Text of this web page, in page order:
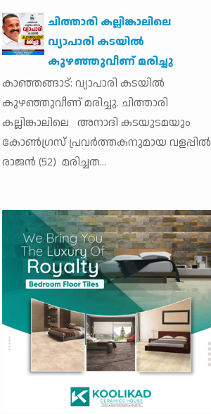
ചിത്താരി കല്ലിങ്കാലിലെ
വ്യാപാരി കടയിൽ
കുഴഞ്ഞുവീണ് മരിച്ചു
കാഞ്ഞങ്ങാട്: വ്യാപാരി കടയിൽ
കുഴഞ്ഞുവീണ് മരിച്ചു. ചിത്താരി
കല്ലിങ്കാലിലെ അനാദി കടയുടമയും
കോൺഗ്രസ് പ്രവർത്തകനുമായ വളപ്പിൽ
രാജൻ (52) മരിച്ചത...